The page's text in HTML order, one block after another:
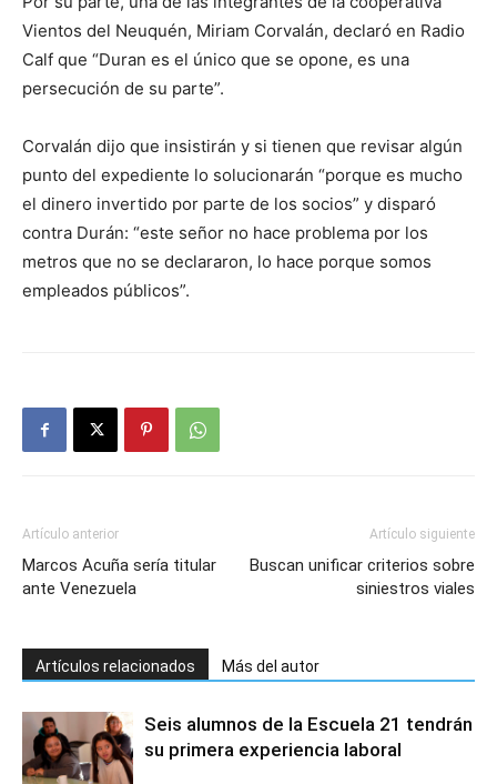
Vientos del Neuquén, Miriam Corvalán, declaró en Radio
Calf que “Duran es el único que se opone, es una
persecución de su parte”.
Corvalán dijo que insistirán y si tienen que revisar algún
punto del expediente lo solucionarán “porque es mucho
el dinero invertido por parte de los socios” y disparó
contra Durán: “este señor no hace problema por los
metros que no se declararon, lo hace porque somos
empleados públicos”.
Artículo anterior
Marcos Acuña sería titular
ante Venezuela
Artículo siguiente
Buscan unificar criterios sobre
siniestros viales
Artículos relacionados Más del autor
Seis alumnos de la Escuela 21 tendrán
su primera experiencia laboral